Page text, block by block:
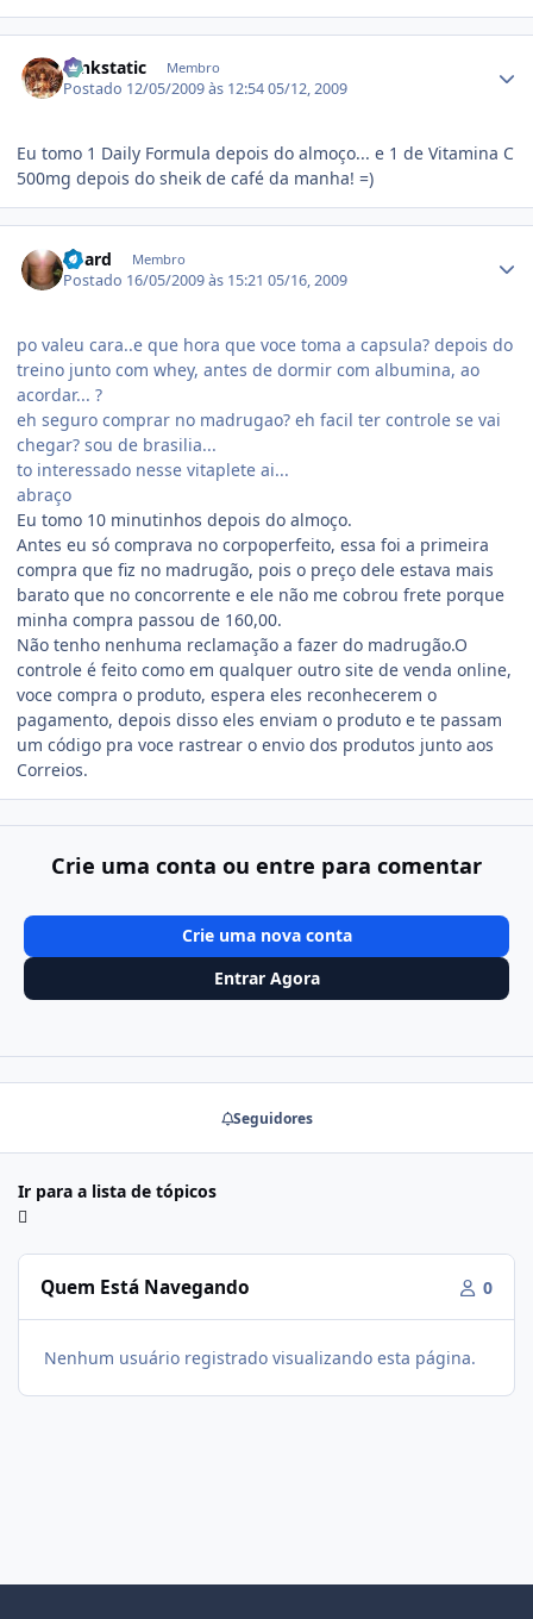
funkstatic Membro
Postado 12/05/2009 às 12:5405/12, 2009
Eu tomo 1 Daily Formula depois do almoço... e 1 de Vitamina C
500mg depois do sheik de café da manha! =)
board Membro
Postado 16/05/2009 às 15:2105/16, 2009
po valeu cara..e que hora que voce toma a capsula? depois do
treino junto com whey, antes de dormir com albumina, ao
acordar... ?
eh seguro comprar no madrugao? eh facil ter controle se vai
chegar? sou de brasilia...
to interessado nesse vitaplete ai...
abraço
Eu tomo 10 minutinhos depois do almoço.
Antes eu só comprava no corpoperfeito, essa foi a primeira
compra que fiz no madrugão, pois o preço dele estava mais
barato que no concorrente e ele não me cobrou frete porque
minha compra passou de 160,00.
Não tenho nenhuma reclamação a fazer do madrugão.O
controle é feito como em qualquer outro site de venda online,
voce compra o produto, espera eles reconhecerem o
pagamento, depois disso eles enviam o produto e te passam
um código pra voce rastrear o envio dos produtos junto aos
Correios.
Crie uma conta ou entre para comentar
Crie uma nova conta
Entrar Agora
Seguidores
Ir para a lista de tópicos
Quem Está Navegando 0
Nenhum usuário registrado visualizando esta página.